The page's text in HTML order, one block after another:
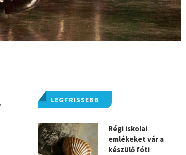
LEGFRISSEBB
Régi iskolai
emlékeket vár a
készülő fóti